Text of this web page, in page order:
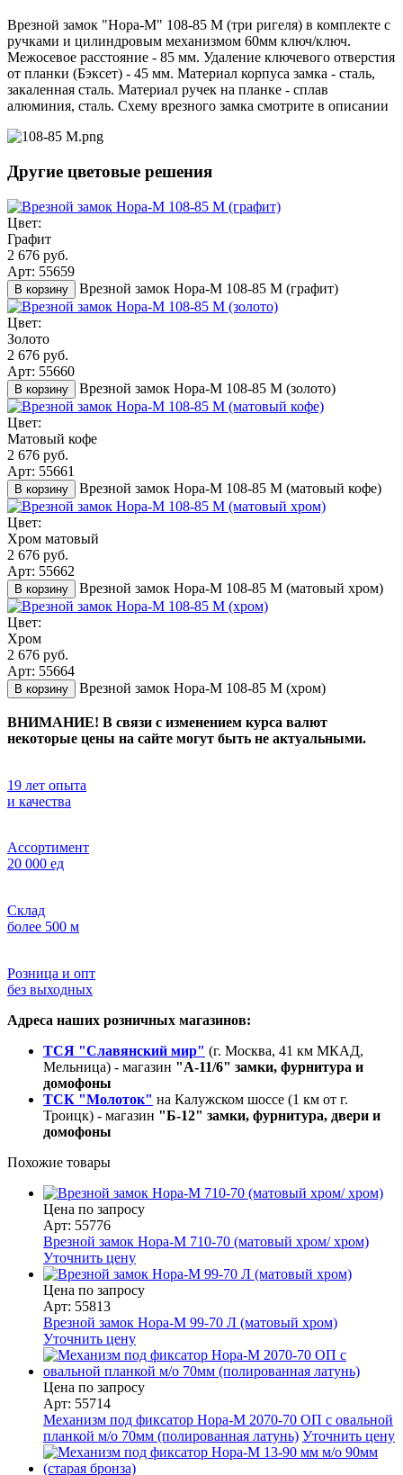
Врезной замок "Нора-М" 108-85 М (три ригеля) в комплекте с
ручками и цилиндровым механизмом 60мм ключ/ключ.
Межосевое расстояние - 85 мм. Удаление ключевого отверстия
от планки (Бэксет) - 45 мм. Материал корпуса замка - сталь,
закаленная сталь. Материал ручек на планке - сплав
алюминия, сталь. Схему врезного замка смотрите в описании
Другие цветовые решения
Цвет:
Графит
2 676 руб.
Арт: 55659
В корзину Врезной замок Нора-М 108-85 М (графит)
Цвет:
Золото
2 676 руб.
Арт: 55660
В корзину Врезной замок Нора-М 108-85 М (золото)
Цвет:
Матовый кофе
2 676 руб.
Арт: 55661
В корзину Врезной замок Нора-М 108-85 М (матовый кофе)
Цвет:
Хром матовый
2 676 руб.
Арт: 55662
В корзину Врезной замок Нора-М 108-85 М (матовый хром)
Цвет:
Хром
2 676 руб.
Арт: 55664
В корзину Врезной замок Нора-М 108-85 М (хром)
ВНИМАНИЕ! В связи с изменением курса валют
некоторые цены на сайте могут быть не актуальными.
19 лет опыта
и качества
Ассортимент
20 000 ед
Склад
более 500 м
Розница и опт
без выходных
Адреса наших розничных магазинов:
ТСЯ "Славянский мир" (г. Москва, 41 км МКАД,
Мельница) - магазин "А-11/6" замки, фурнитура и
домофоны
ТСК "Молоток" на Калужском шоссе (1 км от г.
Троицк) - магазин "Б-12" замки, фурнитура, двери и
домофоны
Похожие товары
Цена по запросу
Арт: 55776
Врезной замок Нора-М 710-70 (матовый хром/ хром)
Уточнить цену
Цена по запросу
Арт: 55813
Врезной замок Нора-М 99-70 Л (матовый хром)
Уточнить цену
Цена по запросу
Арт: 55714
Механизм под фиксатор Нора-М 2070-70 ОП с овальной
планкой м/о 70мм (полированная латунь) Уточнить цену